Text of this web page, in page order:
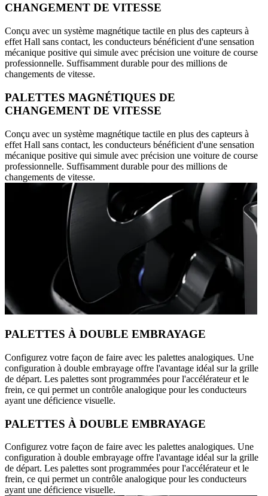
CHANGEMENT DE VITESSE
Conçu avec un système magnétique tactile en plus des capteurs à
effet Hall sans contact, les conducteurs bénéficient d'une sensation
mécanique positive qui simule avec précision une voiture de course
professionnelle. Suffisamment durable pour des millions de
changements de vitesse.
PALETTES MAGNÉTIQUES DE
CHANGEMENT DE VITESSE
Conçu avec un système magnétique tactile en plus des capteurs à
effet Hall sans contact, les conducteurs bénéficient d'une sensation
mécanique positive qui simule avec précision une voiture de course
professionnelle. Suffisamment durable pour des millions de
changements de vitesse.
PALETTES À DOUBLE EMBRAYAGE
Configurez votre façon de faire avec les palettes analogiques. Une
configuration à double embrayage offre l'avantage idéal sur la grille
de départ. Les palettes sont programmées pour l'accélérateur et le
frein, ce qui permet un contrôle analogique pour les conducteurs
ayant une déficience visuelle.
PALETTES À DOUBLE EMBRAYAGE
Configurez votre façon de faire avec les palettes analogiques. Une
configuration à double embrayage offre l'avantage idéal sur la grille
de départ. Les palettes sont programmées pour l'accélérateur et le
frein, ce qui permet un contrôle analogique pour les conducteurs
ayant une déficience visuelle.